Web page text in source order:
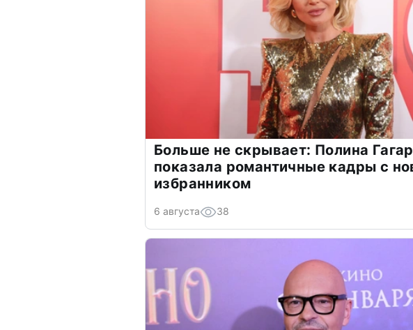
Больше не скрывает: Полина
показала романтичные кадры с
избранником
6 августа 38